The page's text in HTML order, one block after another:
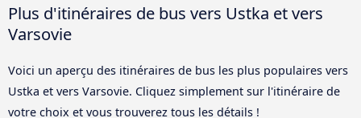
Plus d'itinéraires de bus vers Ustka et vers
Varsovie
Voici un aperçu des itinéraires de bus les plus populaires vers
Ustka et vers Varsovie. Cliquez simplement sur l'itinéraire de
votre choix et vous trouverez tous les détails !